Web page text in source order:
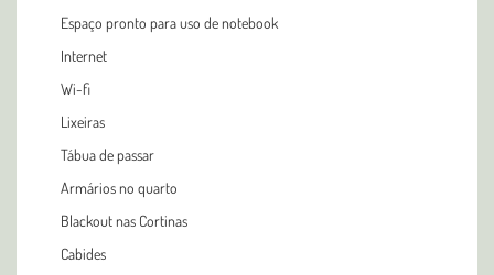
Espaço pronto para uso de notebook
Internet
Wi-fi
Lixeiras
Tábua de passar
Armários no quarto
Blackout nas Cortinas
Cabides